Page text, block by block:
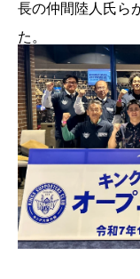
長の仲間陸人氏ら
た。